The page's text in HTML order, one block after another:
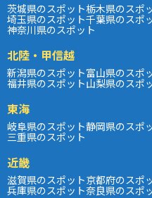
茨城県のスポット栃木県のスポ
埼玉県のスポット千葉県のスポ
神奈川県のスポット
北陸・甲信越
新潟県のスポット富山県のスポ
福井県のスポット山梨県のスポ
東海
岐阜県のスポット静岡県のスポ
三重県のスポット
近畿
滋賀県のスポット京都府のスポ
兵庫県のスポット奈良県のスポ